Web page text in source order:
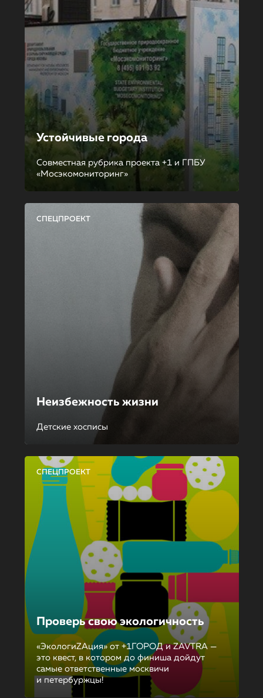
Устойчивые города
Совместная рубрика проекта +1 и ГПБУ
«Мосэкомониторинг»
СПЕЦПРОЕКТ
Неизбежность жизни
Детские хосписы
СПЕЦПРОЕКТ
Проверь свою экологичность
«ЭкологиZAция» от +1ГОРОД и ZAVTRA —
это квест, в котором до финиша дойдут
самые ответственные москвичи
и петербуржцы!